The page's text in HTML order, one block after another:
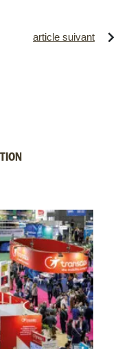
article suivant